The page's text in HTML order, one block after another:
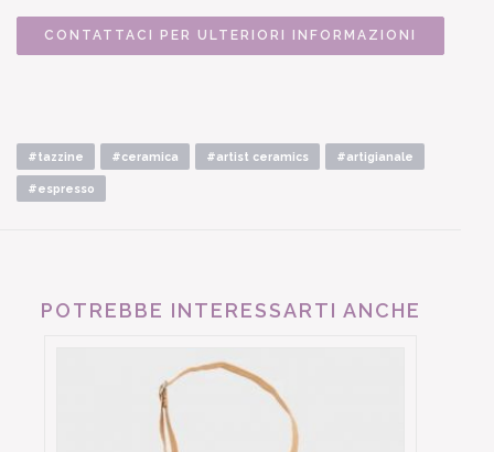
CONTATTACI PER ULTERIORI INFORMAZIONI
#tazzine #ceramica #artist ceramics #artigianale
#espresso
POTREBBE INTERESSARTI ANCHE